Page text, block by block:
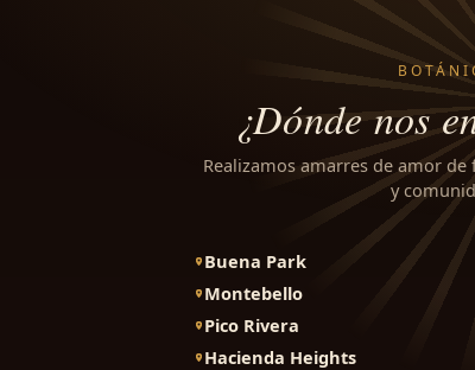
¿Dónde nos
Realizamos amarres de amor
y
Buena Park
Montebello
Pico Rivera
Hacienda Heights